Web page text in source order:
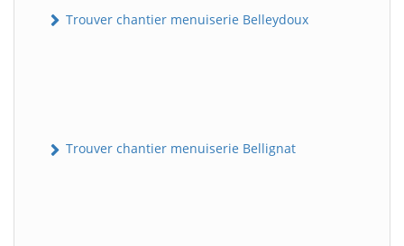
Trouver chantier menuiserie Belleydoux
Trouver chantier menuiserie Bellignat